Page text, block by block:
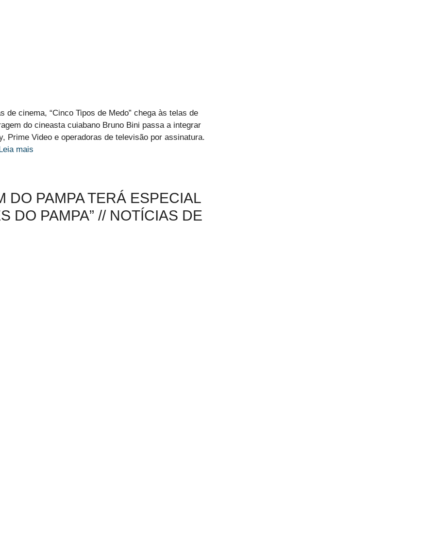
cinema, “Cinco Tipos de Medo” chega às telas de
do cineasta cuiabano Bruno Bini passa a integrar
Prime Video e operadoras de televisão por assinatura.
Leia mais
DO PAMPA TERÁ ESPECIAL
DO PAMPA” // NOTÍCIAS DE